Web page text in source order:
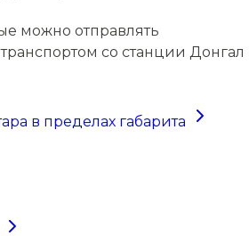
можно отправлять
со станции Донгал
в пределах габарита